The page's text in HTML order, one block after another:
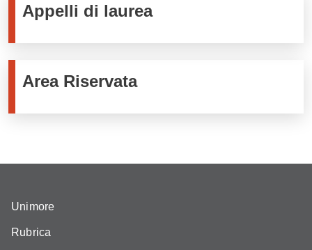
Appelli di laurea
Area Riservata
Unimore
Rubrica